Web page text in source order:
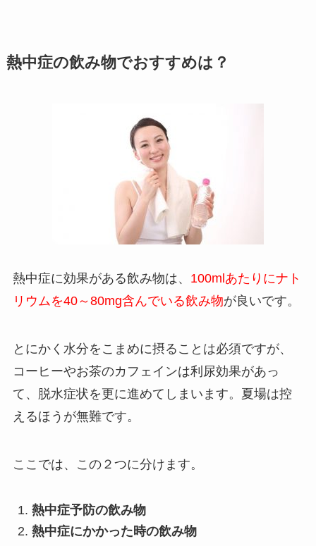
熱中症の飲み物でおすすめは？
熱中症に効果がある飲み物は、 100mlあたりにナト
リウムを40～80mg含んでいる飲み物が良いです。
とにかく水分をこまめに摂ることは必須ですが、
コーヒーやお茶のカフェインは利尿効果があっ
て、脱水症状を更に進めてしまいます。夏場は控
えるほうが無難です。
ここでは、この２つに分けます。
熱中症予防の飲み物
熱中症にかかった時の飲み物